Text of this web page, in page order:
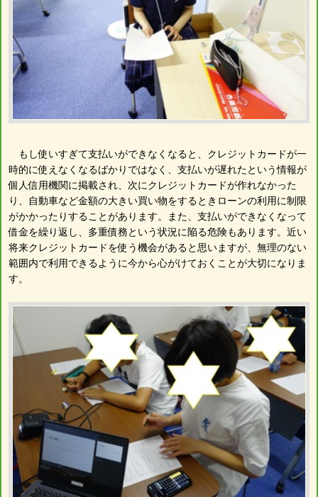
もし使いすぎて支払いができなくなると、クレジットカードが一
時的に使えなくなるばかりではなく、支払いが遅れたという情報が
個人信用機関に掲載され、次にクレジットカードが作れなかった
り、自動車など金額の大きい買い物をするときローンの利用に制限
がかかったりすることがあります。また、支払いができなくなって
借金を繰り返し、多重債務という状況に陥る危険もあります。近い
将来クレジットカードを使う機会があると思いますが、無理のない
範囲内で利用できるように今から心がけておくことが大切になりま
す。